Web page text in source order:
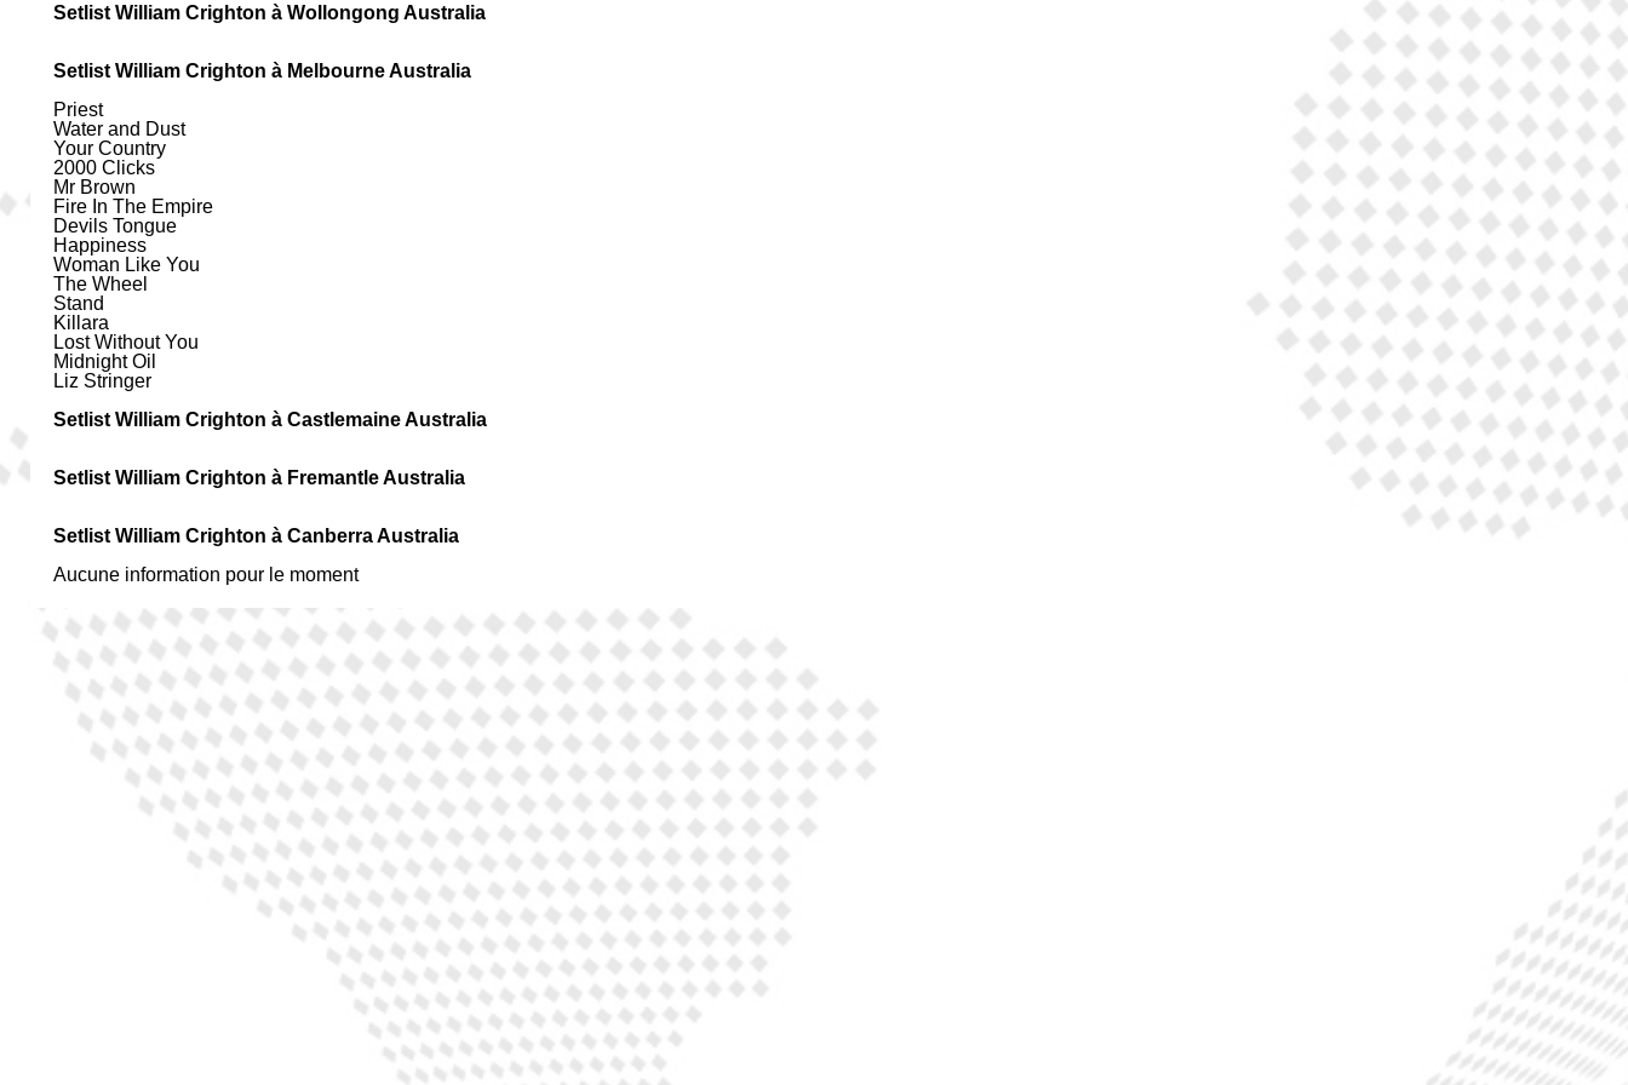
Setlist William Crighton à Wollongong Australia
Setlist William Crighton à Melbourne Australia
Priest
Water and Dust
Your Country
2000 Clicks
Mr Brown
Fire In The Empire
Devils Tongue
Happiness
Woman Like You
The Wheel
Stand
Killara
Lost Without You
Midnight Oil
Liz Stringer
Setlist William Crighton à Castlemaine Australia
Setlist William Crighton à Fremantle Australia
Setlist William Crighton à Canberra Australia
Aucune information pour le moment